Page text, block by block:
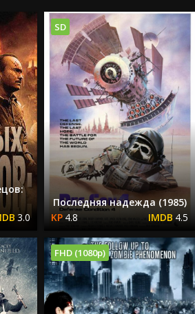
3.0
SD
Последняя надежда (1985)
4.8
4.5
FHD (1080p)